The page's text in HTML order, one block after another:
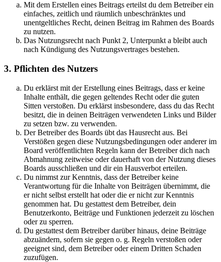
Mit dem Erstellen eines Beitrags erteilst du dem Betreiber ein
einfaches, zeitlich und räumlich unbeschränktes und
unentgeltliches Recht, deinen Beitrag im Rahmen des Boards
zu nutzen.
Das Nutzungsrecht nach Punkt 2, Unterpunkt a bleibt auch
nach Kündigung des Nutzungsvertrages bestehen.
3. Pflichten des Nutzers
Du erklärst mit der Erstellung eines Beitrags, dass er keine
Inhalte enthält, die gegen geltendes Recht oder die guten
Sitten verstoßen. Du erklärst insbesondere, dass du das Recht
besitzt, die in deinen Beiträgen verwendeten Links und Bilder
zu setzen bzw. zu verwenden.
Der Betreiber des Boards übt das Hausrecht aus. Bei
Verstößen gegen diese Nutzungsbedingungen oder anderer im
Board veröffentlichten Regeln kann der Betreiber dich nach
Abmahnung zeitweise oder dauerhaft von der Nutzung dieses
Boards ausschließen und dir ein Hausverbot erteilen.
Du nimmst zur Kenntnis, dass der Betreiber keine
Verantwortung für die Inhalte von Beiträgen übernimmt, die
er nicht selbst erstellt hat oder die er nicht zur Kenntnis
genommen hat. Du gestattest dem Betreiber, dein
Benutzerkonto, Beiträge und Funktionen jederzeit zu löschen
oder zu sperren.
Du gestattest dem Betreiber darüber hinaus, deine Beiträge
abzuändern, sofern sie gegen o. g. Regeln verstoßen oder
geeignet sind, dem Betreiber oder einem Dritten Schaden
zuzufügen.